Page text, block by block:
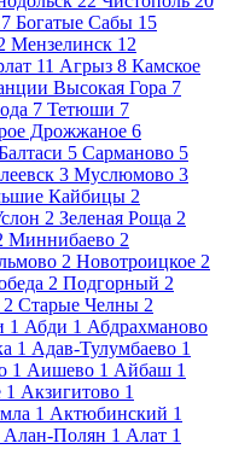
Богатые Сабы 15
Мензелинск 12
11 Агрыз 8 Камское
Высокая Гора 7
7 Тетюши 7
Дрожжаное 6
5 Сарманово 5
3 Муслюмово 3
Кайбицы 2
2 Зеленая Роща 2
Миннибаево 2
2 Новотроицкое 2
2 Подгорный 2
2 Старые Челны 2
1 Абди 1 Абдрахманово
1 Адав-Тулумбаево 1
1 Аишево 1 Айбаш 1
1 Акзигитово 1
1 Актюбинский 1
Алан-Полян 1 Алат 1